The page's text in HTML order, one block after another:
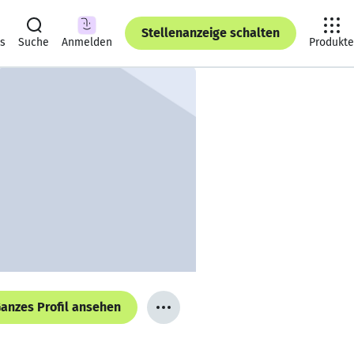
Suche Anmelden
Stellenanzeige schalten
Produkte
Profil ansehen